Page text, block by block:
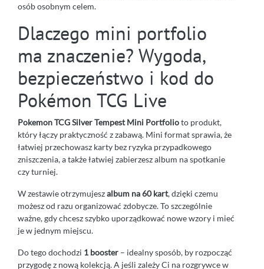
osób osobnym celem.
Dlaczego mini portfolio
ma znaczenie? Wygoda,
bezpieczeństwo i kod do
Pokémon TCG Live
Pokemon TCG Silver Tempest Mini Portfolioto produkt,
który łączy praktyczność z zabawą. Mini format sprawia, że
łatwiej przechowasz karty bez ryzyka przypadkowego
zniszczenia, a także łatwiej zabierzesz album na spotkanie
czy turniej.
W zestawie otrzymujeszalbum na 60 kart, dzięki czemu
możesz od razu organizować zdobycze. To szczególnie
ważne, gdy chcesz szybko uporządkować nowe wzory i mieć
je w jednym miejscu.
Do tego dochodzi 1 booster – idealny sposób, by rozpocząć
przygodę z nową kolekcją. A jeśli zależy Ci na rozgrywce w